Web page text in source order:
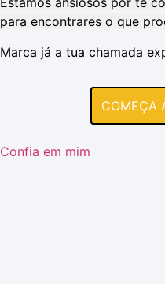
para encontrares o que
Marca já a tua chamada
COMEÇA
Confia em mim